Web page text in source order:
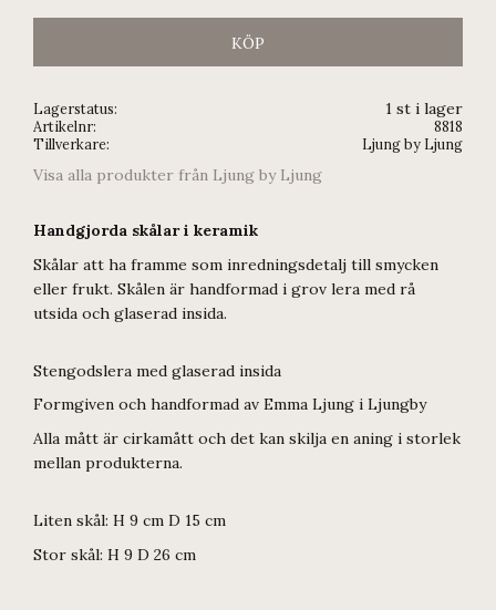
KÖP
Lagerstatus 1 st i lager
Artikelnr
8818
Tillverkare
Ljung by Ljung
Visa alla produkter från Ljung by Ljung
Handgjorda skålar i keramik
Skålar att ha framme som inredningsdetalj till smycken
eller frukt. Skålen är handformad i grov lera med rå
utsida och glaserad insida.
Stengodslera med glaserad insida
Formgiven och handformad av Emma Ljung i Ljungby
Alla mått är cirkamått och det kan skilja en aning i storlek
mellan produkterna.
Liten skål: H 9 cm D 15 cm
Stor skål: H 9 D 26 cm